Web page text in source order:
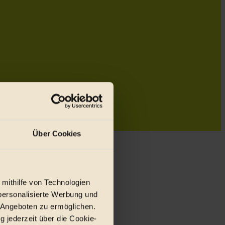
Über Cookies
von Technologien
Werbung und
zu ermöglichen.
jederzeit über die Cookie-